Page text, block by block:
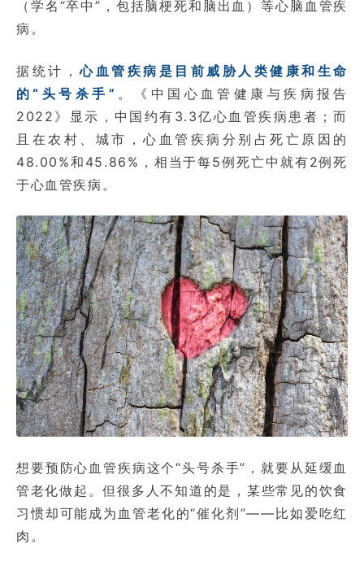
（学名“卒中”，包括脑梗死和脑出血）等心脑血管疾
病。
据统计，心血管疾病是目前威胁人类健康和生命
的“头号杀手” 。《中国心血管健康与疾病报告
2022》显示，中国约有3.3亿心血管疾病患者；而
且在农村、城市，心血管疾病分别占死亡原因的
48.00%和45.86%，相当于每5例死亡中就有2例死
于心血管疾病。
想要预防心血管疾病这个“头号杀手”，就要从延缓血
管老化做起。但很多人不知道的是，某些常见的饮食
习惯却可能成为血管老化的“催化剂”——比如爱吃红
肉。